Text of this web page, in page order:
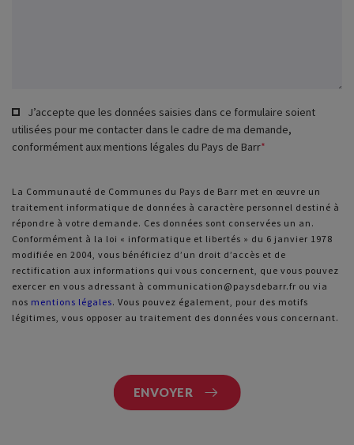
J’accepte que les données saisies dans ce formulaire soient
utilisées pour me contacter dans le cadre de ma demande,
conformément aux mentions légales du Pays de Barr*
Message
d'état
La Communauté de Communes du Pays de Barr met en œuvre un
traitement informatique de données à caractère personnel destiné à
répondre à votre demande. Ces données sont conservées un an.
Conformément à la loi « informatique et libertés » du 6 janvier 1978
modifiée en 2004, vous bénéficiez d’un droit d’accès et de
rectification aux informations qui vous concernent, que vous pouvez
exercer en vous adressant à communication@paysdebarr.fr ou via
nos mentions légales. Vous pouvez également, pour des motifs
légitimes, vous opposer au traitement des données vous concernant.